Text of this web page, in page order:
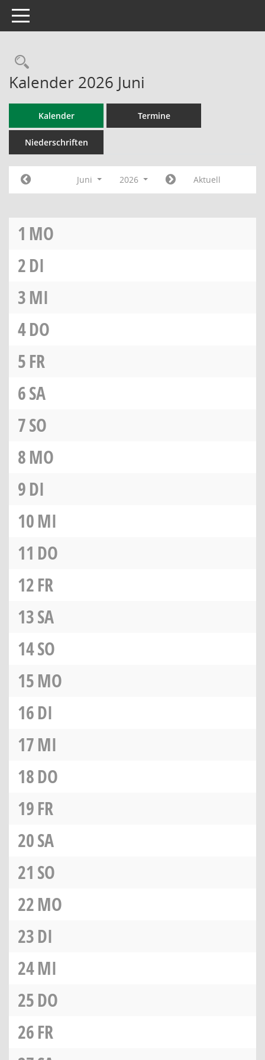
Toggle navigation
Rechercheauswahl
Kalender 2026 Juni
Kalender Termine
Niederschriften
Juni 2026 Aktuell
1 MO
2DI
3MI
4DO
5FR
6SA
7SO
8MO
9DI
10MI
11 DO
12FR
13SA
14SO
15MO
16DI
17MI
18DO
19FR
20SA
21 SO
22MO
23DI
24MI
25DO
26FR